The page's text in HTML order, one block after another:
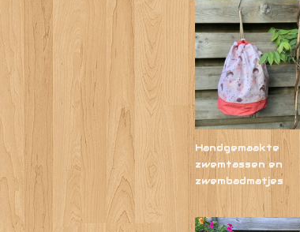
Handgemaakte
zwemtassen en
zwembadmatjes